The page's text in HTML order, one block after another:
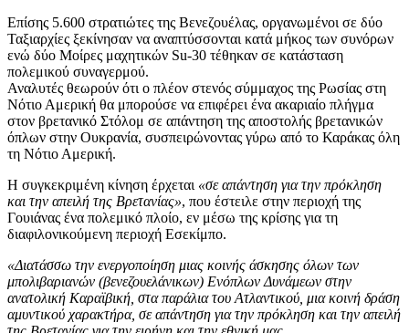
Επίσης 5.600 στρατιώτες της Βενεζουέλας, οργανωμένοι σε δύο
Ταξιαρχίες ξεκίνησαν να αναπτύσσονται κατά μήκος των συνόρων
ενώ δύο Μοίρες μαχητικών Su-30 τέθηκαν σε κατάσταση
πολεμικού συναγερμού.
Αναλυτές θεωρούν ότι ο πλέον στενός σύμμαχος της Ρωσίας στη
Νότιο Αμερική θα μπορούσε να επιφέρει ένα ακαριαίο πλήγμα
στον βρετανικό Στόλομ σε απάντηση της αποστολής βρετανικών
όπλων στην Ουκρανία, συσπειρώνοντας γύρω από το Καράκας όλη
τη Νότιο Αμερική.
Η συγκεκριμένη κίνηση έρχεται «σε απάντηση για την πρόκληση
και την απειλή της Βρετανίας», που έστειλε στην περιοχή της
Γουιάνας ένα πολεμικό πλοίο, εν μέσω της κρίσης για τη
διαφιλονικούμενη περιοχή Εσεκίμπο.
«Διατάσσω την ενεργοποίηση μιας κοινής άσκησης όλων των
μπολιβαριανών (βενεζουελάνικων) Ενόπλων Δυνάμεων στην
ανατολική Καραϊβική, στα παράλια του Ατλαντικού, μια κοινή δράση
αμυντικού χαρακτήρα, σε απάντηση για την πρόκληση και την απειλή